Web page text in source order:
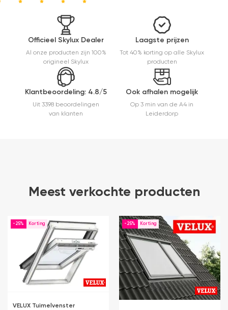
mooie
afwerking
en
eenvoudig
te
monteren.
Een prima
ervaring.
Officieel Skylux Dealer
Al onze producten zijn 100%
origineel Skylux
Laagste prijzen
Tot 40% korting op alle Skylux
producten
Klantbeoordeling: 4.8/5
Uit 3398 beoordelingen
van klanten
Ook afhalen mogelijk
Op 3 min van de A4 in
Leiderdorp
Meest verkochte producten
-25%
VELUX Tuimelvenster
-25%